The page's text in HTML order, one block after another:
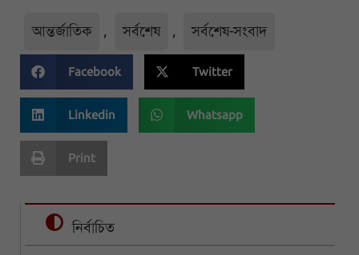
আন্তর্জাতিক , সর্বশেষ , সর্বশেষ-সংবাদ
Facebook Twitter
Linkedin Whatsapp
Print
নির্বাচিত